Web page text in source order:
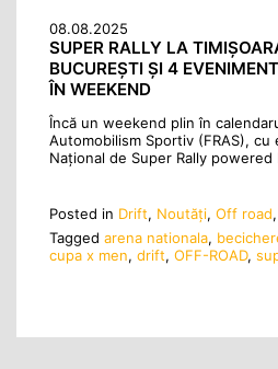
08.08.2025
SUPER RALLY LA
BUCUREȘTI ȘI 4
ÎN WEEKEND
Încă un weekend plin în
Automobilism Sportiv (FRAS), cu
Național de Super Rally
Posted in Drift, Noutăţi, Off road,
Tagged arena nationala,
cupa x men, drift, OFF-ROAD,